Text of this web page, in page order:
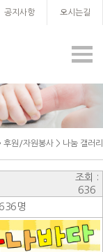
공지사항 오시는길
후원/자원봉사 > 나눔 갤러리
조회 :
636
636명